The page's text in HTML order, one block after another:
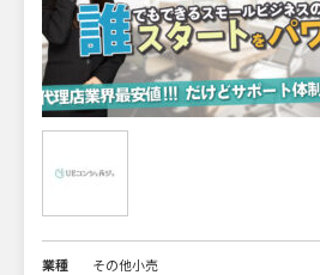
業種
その他小売